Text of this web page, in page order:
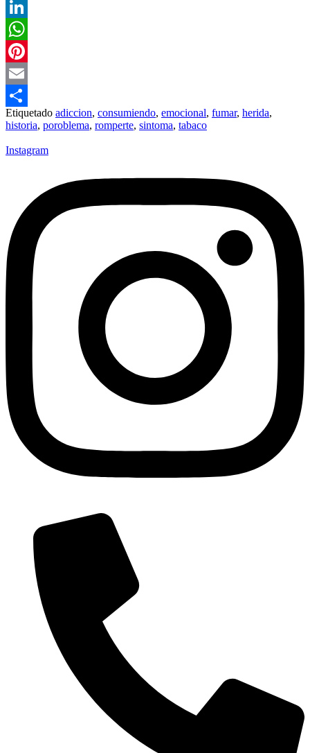
X
LinkedIn
WhatsApp
Pinterest
Email
Compartir
Etiquetado adiccion, consumiendo, emocional, fumar, herida,
historia, poroblema, romperte, sintoma, tabaco
Instagram